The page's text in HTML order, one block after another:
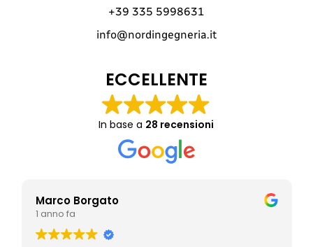
+39 335 5998631
info@nordingegneria.it
ECCELLENTE
In base a 28 recensioni
Marco Borgato
1 anno fa